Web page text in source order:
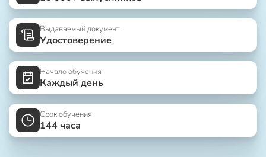
Выдаваемый документ
Удостоверение
Начало обучения
Каждый день
Срок обучения
144 часа